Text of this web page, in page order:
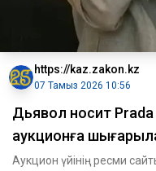
https://kaz.zakon.kz
07 Тамыз 2026 10:56
Дьявол носит
аукционға
Аукцион үйінің ресми